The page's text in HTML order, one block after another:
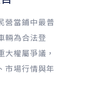
營當鋪中最普
輛為合法登
權屬爭議，
市場行情與年